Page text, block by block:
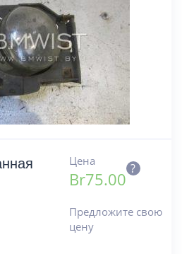
Цена
Br75.00
?
Предложите свою
цену